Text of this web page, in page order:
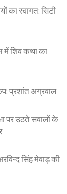
का स्वागत: सिटी
में शिव कथा का
प्रशांत अग्रवाल
पर उठते सवालों के
सिंह मेवाड़ की